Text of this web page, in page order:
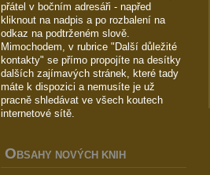
přátel v bočním adresáři - napřed
kliknout na nadpis a po rozbalení na
odkaz na podtrženém slově.
Mimochodem, v rubrice "Další důležité
kontakty" se přímo propojíte na desítky
dalších zajímavých stránek, které tady
máte k dispozici a nemusíte je už
pracně shledávat ve všech koutech
internetové sítě.
O BSAHY NOVÝCH KNIH